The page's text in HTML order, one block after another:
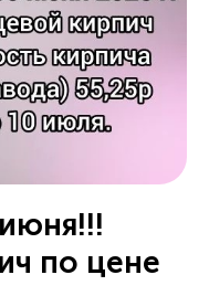
по цене